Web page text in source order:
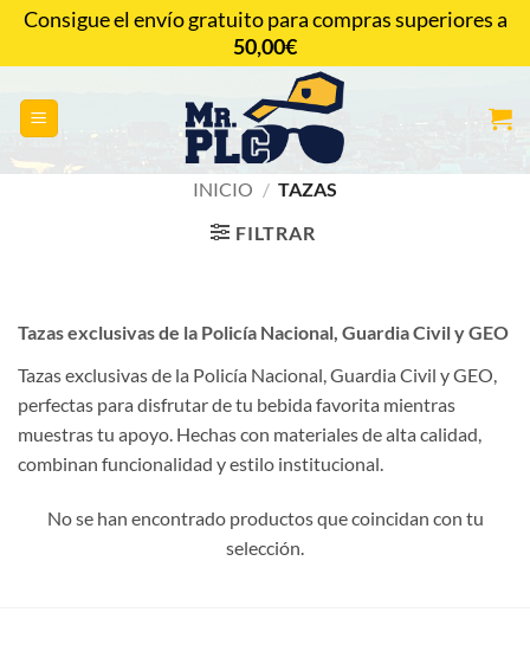
Saltar
contenido
CONTACTAR
INICIO / TAZAS
FILTRAR
Tazas exclusivas de la Policía Nacional, Guardia Civil y GEO
Tazas exclusivas de la Policía Nacional, Guardia Civil y GEO,
perfectas para disfrutar de tu bebida favorita mientras
muestras tu apoyo. Hechas con materiales de alta calidad,
combinan funcionalidad y estilo institucional.
No se han encontrado productos que coincidan con tu
selección.
Consigue el envío gratuito para compras superiores a
50,00€